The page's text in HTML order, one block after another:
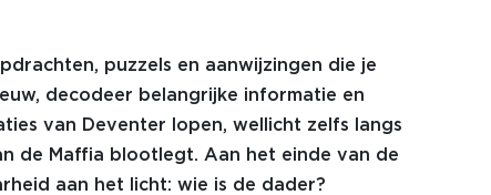
puzzels en aanwijzingen die je
decodeer belangrijke informatie en
van Deventer lopen, wellicht zelfs langs
de Maffia blootlegt. Aan het einde van de
aan het licht: wie is de dader?